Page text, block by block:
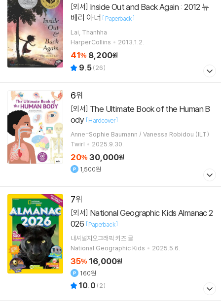
[외서]
베리 아너 [ Paperback]
Lai, Thanhha
HarperCollins
2013.1.2.
41% 8,200원
9.5(26)
6
[외서]
ody [Hardcover]
Anne-Sophie Baumann / Vanessa Robidou (ILT)
Twirl
2025.9.30.
20% 30,000원
1,500원
7
[외서]
026 [Paperback]
내셔널지오그래픽 키즈글
National Geographic Kids
2025.5.6.
35% 16,000원
160원
10.0 (2)